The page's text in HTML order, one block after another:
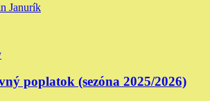
Janurík
poplatok (sezóna 2025/2026)